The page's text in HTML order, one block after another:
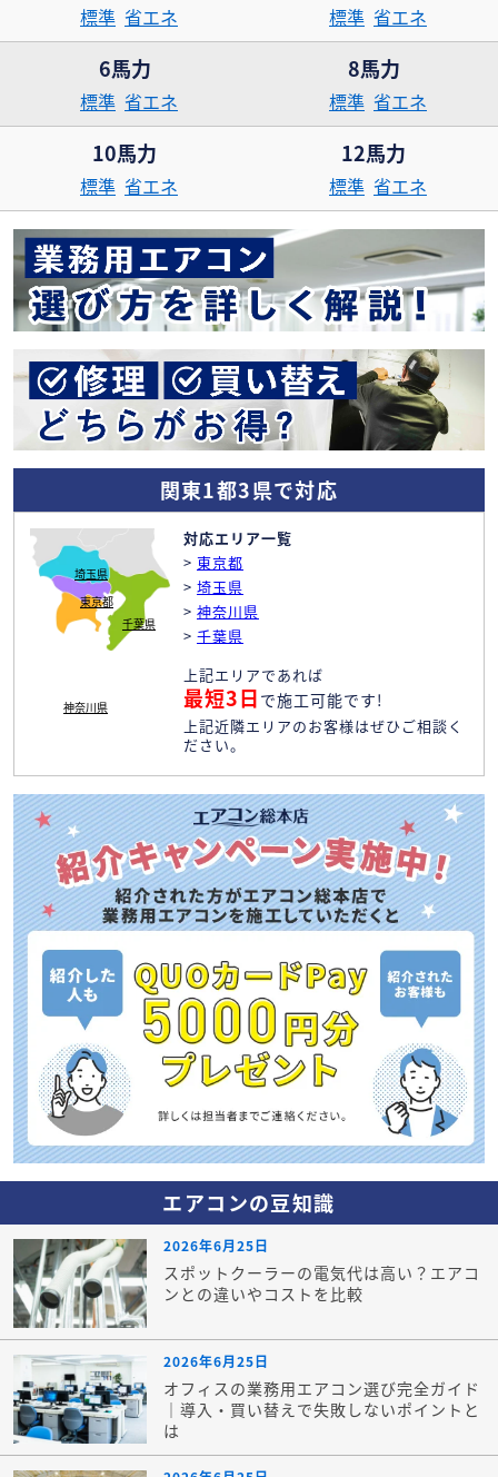
標準 省エネ 標準 省エネ
6馬力
標準 省エネ
8馬力
標準 省エネ
10馬力
標準 省エネ
12馬力
標準 省エネ
関東1都3県で対応
東京都
埼玉県
神奈川県
千葉県
対応エリア一覧
> 東京都
> 埼玉県
> 神奈川県
> 千葉県
上記エリアであれば
最短3日 で施工可能です!
上記近隣エリアのお客様はぜひご相談く
ださい。
エアコンの豆知識
2026年6月25日
スポットクーラーの電気代は高い？エアコ
ンとの違いやコストを比較
2026年6月25日
オフィスの業務用エアコン選び完全ガイド
｜導入・買い替えで失敗しないポイントと
は